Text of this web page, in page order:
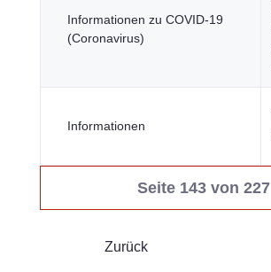
Informationen zu COVID-19
(Coronavirus)
Informationen
Seite 143 von 227
Zurück